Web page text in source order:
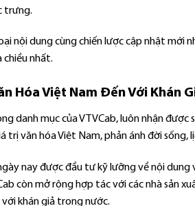
trưng.
nội dung cùng chiến lược cập nhật mới
chiều nhất.
Hóa Việt Nam Đến Với Khán
danh mục của VTVCab, luôn nhận
văn hóa Việt Nam, phản ánh đời sống,
nay được đầu tư kỹ lưỡng về nội dung
còn mở rộng hợp tác với các nhà sản
khán giả trong nước.